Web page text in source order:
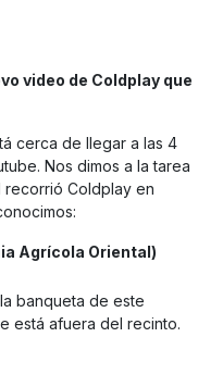
video de Coldplay que
cerca de llegar a las 4
Nos dimos a la tarea
Coldplay en
Agrícola Oriental)
banqueta de este
está afuera del recinto.